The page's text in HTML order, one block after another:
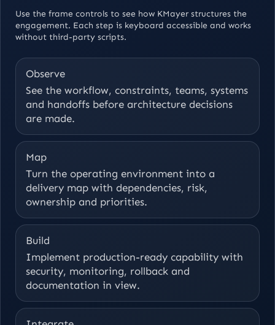
Use the frame controls to see how KMayer structures the
engagement. Each step is keyboard accessible and works
without third-party scripts.
Observe
See the workflow, constraints, teams, systems
and handoffs before architecture decisions
are made.
Map
Turn the operating environment into a
delivery map with dependencies, risk,
ownership and priorities.
Build
Implement production-ready capability with
security, monitoring, rollback and
documentation in view.